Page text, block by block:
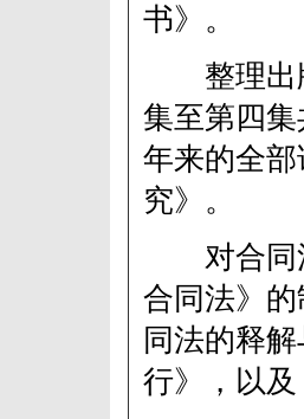
书》。
整理出版
集至第四
年来的全
究》。
对合同法
合同法》
同法的释
行》，以